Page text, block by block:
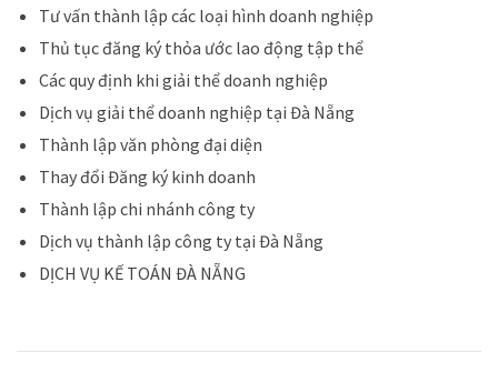
Tư vấn thành lập các loại hình doanh nghiệp
Thủ tục đăng ký thỏa ước lao động tập thể
Các quy định khi giải thể doanh nghiệp
Dịch vụ giải thể doanh nghiệp tại Đà Nẵng
Thành lập văn phòng đại diện
Thay đổi Đăng ký kinh doanh
Thành lập chi nhánh công ty
Dịch vụ thành lập công ty tại Đà Nẵng
DỊCH VỤ KẾ TOÁN ĐÀ NẴNG